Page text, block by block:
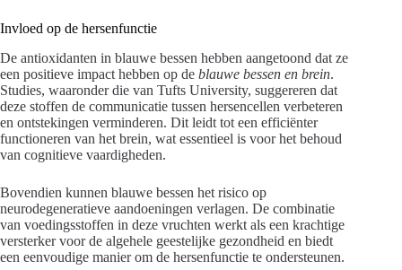
Invloed op de hersenfunctie
De antioxidanten in blauwe bessen hebben aangetoond dat ze
een positieve impact hebben op de blauwe bessen en brein.
Studies, waaronder die van Tufts University, suggereren dat
deze stoffen de communicatie tussen hersencellen verbeteren
en ontstekingen verminderen. Dit leidt tot een efficiënter
functioneren van het brein, wat essentieel is voor het behoud
van cognitieve vaardigheden.
Bovendien kunnen blauwe bessen het risico op
neurodegeneratieve aandoeningen verlagen. De combinatie
van voedingsstoffen in deze vruchten werkt als een krachtige
versterker voor de algehele geestelijke gezondheid en biedt
een eenvoudige manier om de hersenfunctie te ondersteunen.